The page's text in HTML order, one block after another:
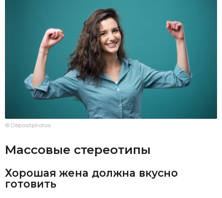
© Depositphotos
Массовые стереотипы
Хорошая жена должна вкусно
готовить